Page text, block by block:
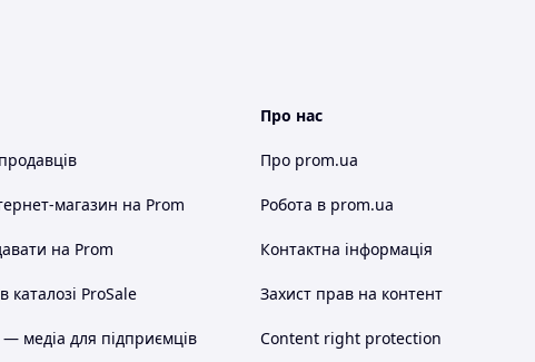
магазин на Prom
на Prom
каталозі ProSale
медіа для підприємців
Про нас
Про prom.ua
Робота в prom.ua
Контактна інформація
Захист прав на контент
Content right protection